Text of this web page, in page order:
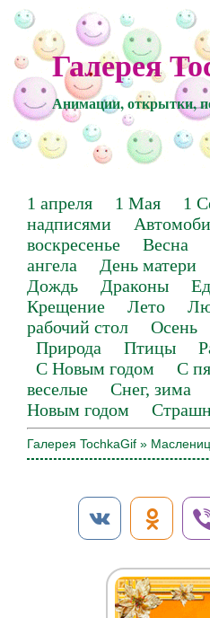
Галерея
Анимации, открытки,
1 апреля 1 Мая 1
надписями
воскресенье
Весна
ангела
День матери
Дождь
Драконы
Крещение
Лето
рабочий стол
Осень
Природа
Птицы
С Новым годом
С
веселые
Снег, зима
Новым годом
Галерея TochkaGif »